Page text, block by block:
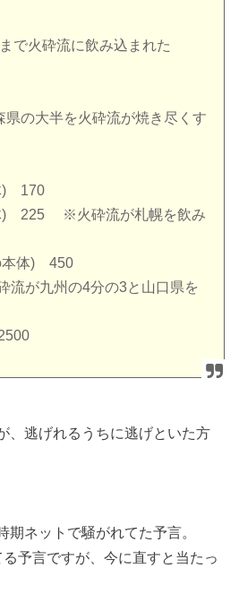
火砕流に飲み込まれた
の大半を火砕流が焼き尽くす
) 170
) 225 ※火砕流が札幌を飲み
本体) 450
が九州の4分の3と山口県を
、逃げれるうちに逃げといた方
期ネットで騒がれてた予言。
予言ですが、今に直すと当たっ